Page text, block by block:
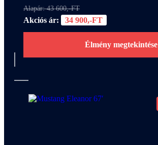
Alapár: 43 600,-FT
Akciós ár: 34 900,-FT
Élmény megtekintése